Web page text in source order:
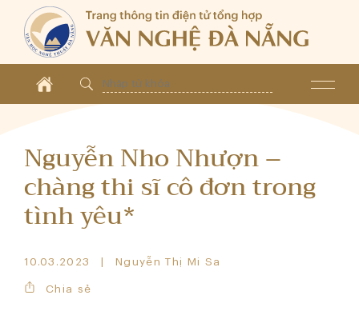
Nguyễn Nho Nhượn –
chàng thi sĩ cô đơn trong
tình yêu*
10.03.2023 Nguyễn Thị Mi Sa
Chia sẻ